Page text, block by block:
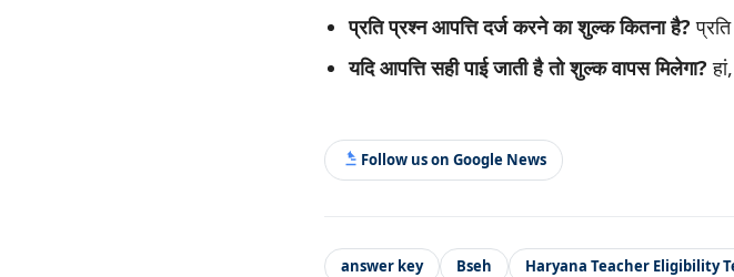
प्रति प्रश्न आपत्ति दर्ज करने का शुल्क कितना है?
यदि आपत्ति सही पाई जाती है तो शुल्क वापस मिलेगा?
Follow us on Google News
answer key Bseh Haryana Teacher Eligibility